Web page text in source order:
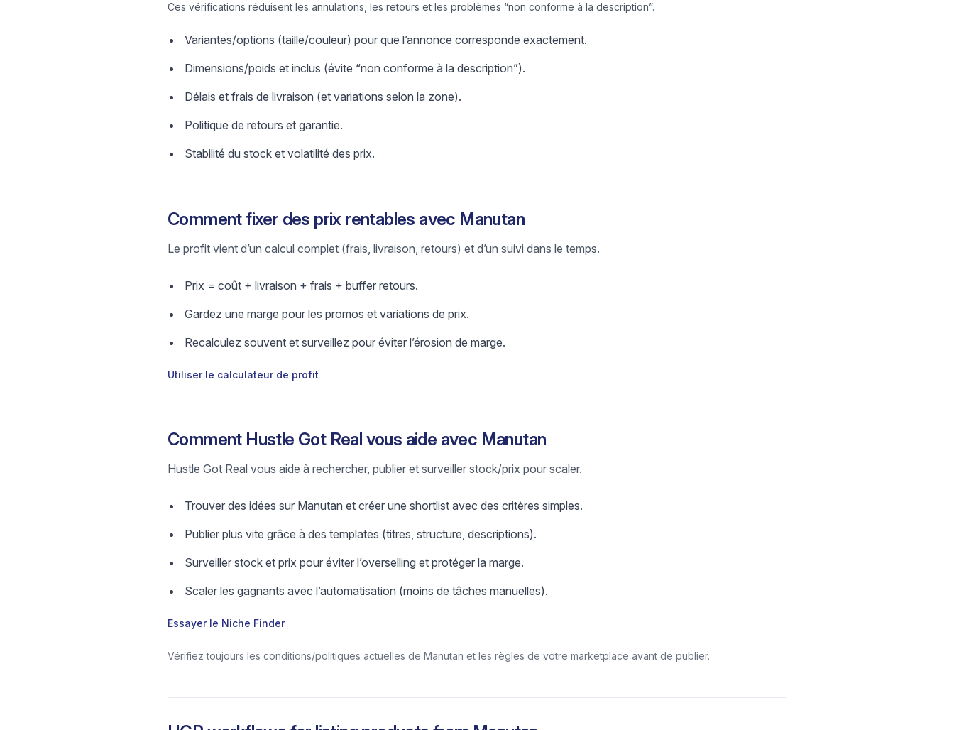
Ces vérifications réduisent les annulations, les retours et les problèmes “non conforme à la description”.
Variantes/options (taille/couleur) pour que l’annonce corresponde exactement.
Dimensions/poids et inclus (évite “non conforme à la description”).
Délais et frais de livraison (et variations selon la zone).
Politique de retours et garantie.
Stabilité du stock et volatilité des prix.
Comment fixer des prix rentables avec Manutan
Le profit vient d’un calcul complet (frais, livraison, retours) et d’un suivi dans le temps.
Prix = coût + livraison + frais + buffer retours.
Gardez une marge pour les promos et variations de prix.
Recalculez souvent et surveillez pour éviter l’érosion de marge.
Utiliser le calculateur de profit
Comment Hustle Got Real vous aide avec Manutan
Hustle Got Real vous aide à rechercher, publier et surveiller stock/prix pour scaler.
Trouver des idées sur Manutan et créer une shortlist avec des critères simples.
Publier plus vite grâce à des templates (titres, structure, descriptions).
Surveiller stock et prix pour éviter l’overselling et protéger la marge.
Scaler les gagnants avec l’automatisation (moins de tâches manuelles).
Essayer le Niche Finder
Vérifiez toujours les conditions/politiques actuelles de Manutan et les règles de votre marketplace avant de publier.